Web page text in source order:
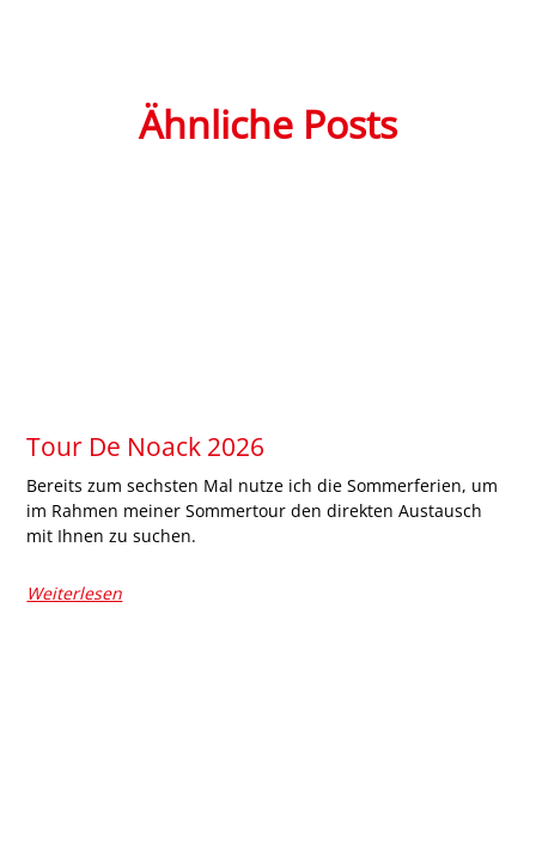
Ähnliche Posts
Tour De Noack 2026
Bereits zum sechsten Mal nutze ich die Sommerferien, um
im Rahmen meiner Sommertour den direkten Austausch
mit Ihnen zu suchen.
Weiterlesen